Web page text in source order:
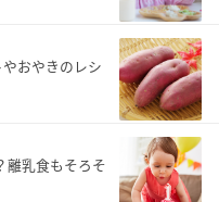
おやきのレシ
離乳食もそろそ